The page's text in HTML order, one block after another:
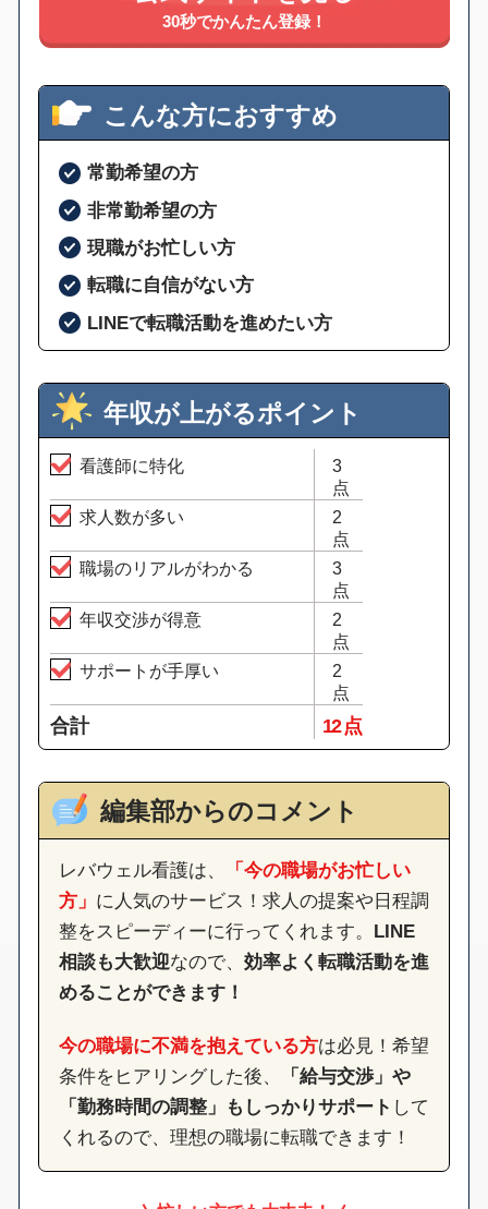
30秒でかんたん登録！
こんな方におすすめ
常勤希望の方
非常勤希望の方
現職がお忙しい方
転職に自信がない方
LINEで転職活動を進めたい方
年収が上がるポイント
看護師に特化
3
点
求人数が多い
2
点
職場のリアルがわかる
3
点
年収交渉が得意
2
点
サポートが手厚い
2
点
合計 12 点
編集部からのコメント
レバウェル看護は、
「今の職場がお忙しい
方」 に人気のサービス！求人の提案や日程調
整をスピーディーに行ってくれます。 LINE
相談も大歓迎なので、 効率よく転職活動を進
めることができます！
今の職場に不満を抱えている方は必見！希望
条件をヒアリングした後、
「給与交渉」や
「勤務時間の調整」もしっかりサポート して
くれるので、理想の職場に転職できます！